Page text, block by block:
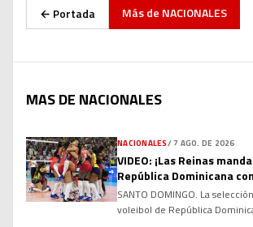
← Portada Más de NACIONALES
MAS DE NACIONALES
NACIONALES/ 7 AGO. DE 2026
VIDEO: ¡Las Reinas
República Dominicana
ante Colombia
SANTO DOMINGO. La
voleibol de República